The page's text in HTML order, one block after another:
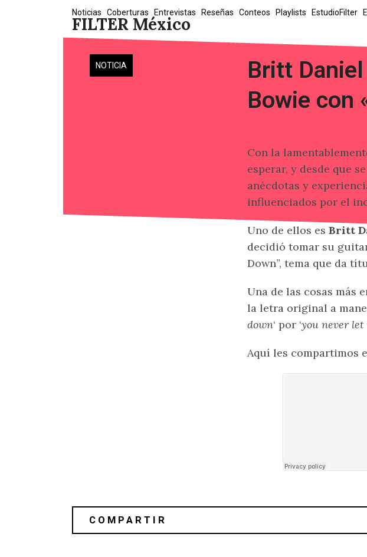
FILTER México
Noticias Coberturas Entrevistas Reseñas Conteos Playlists EstudioFilter
NOTICIA
Britt
Bowie con
Con la
esperar, y desde que
anécdotas y
influenciados por el
Uno de ellos es Britt
decidió tomar su
Down”, tema que da
Una de las cosas más
la letra original a
down‘ por ‘you never let
Aquí les compartimos